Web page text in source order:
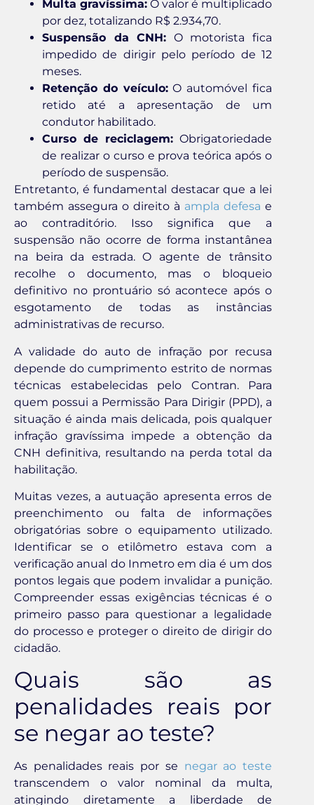
Multa gravíssima: O valor é multiplicado
por dez, totalizando R$ 2.934,70.
Suspensão da CNH: O motorista fica
impedido de dirigir pelo período de 12
meses.
Retenção do veículo:O automóvel fica
retido até a apresentação de um
condutor habilitado.
Curso de reciclagem: Obrigatoriedade
de realizar o curso e prova teórica após o
período de suspensão.
Entretanto, é fundamental destacar que a lei
também assegura o direito à ampla defesa e
ao contraditório. Isso significa que a
suspensão não ocorre de forma instantânea
na beira da estrada. O agente de trânsito
recolhe o documento, mas o bloqueio
definitivo no prontuário só acontece após o
esgotamento de todas as instâncias
administrativas de recurso.
A validade do auto de infração por recusa
depende do cumprimento estrito de normas
técnicas estabelecidas pelo Contran. Para
quem possui a Permissão Para Dirigir (PPD), a
situação é ainda mais delicada, pois qualquer
infração gravíssima impede a obtenção da
CNH definitiva, resultando na perda total da
habilitação.
Muitas vezes, a autuação apresenta erros de
preenchimento ou falta de informações
obrigatórias sobre o equipamento utilizado.
Identificar se o etilômetro estava com a
verificação anual do Inmetro em dia é um dos
pontos legais que podem invalidar a punição.
Compreender essas exigências técnicas é o
primeiro passo para questionar a legalidade
do processo e proteger o direito de dirigir do
cidadão.
Quais são as
penalidades reais por
se negar ao teste?
As penalidades reais por se negar ao teste
transcendem o valor nominal da multa,
atingindo diretamente a liberdade de